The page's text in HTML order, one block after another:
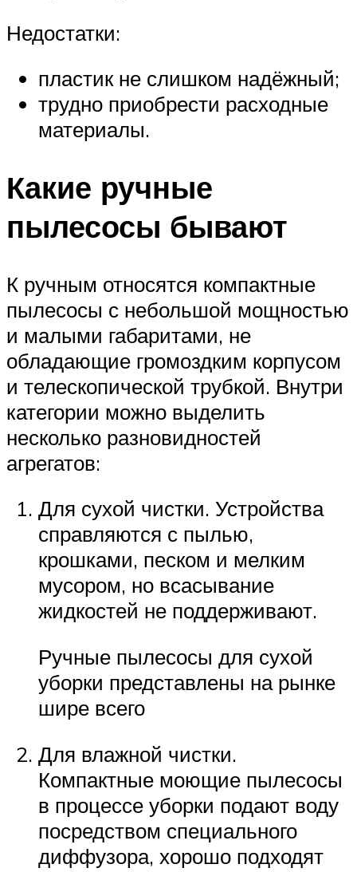
Недостатки:
пластик не слишком надёжный;
трудно приобрести расходные
материалы.
Какие ручные
пылесосы бывают
К ручным относятся компактные
пылесосы с небольшой мощностью
и малыми габаритами, не
обладающие громоздким корпусом
и телескопической трубкой. Внутри
категории можно выделить
несколько разновидностей
агрегатов:
Для сухой чистки. Устройства
справляются с пылью,
крошками, песком и мелким
мусором, но всасывание
жидкостей не поддерживают.
Ручные пылесосы для сухой
уборки представлены на рынке
шире всего
Для влажной чистки.
Компактные моющие пылесосы
в процессе уборки подают воду
посредством специального
диффузора, хорошо подходят